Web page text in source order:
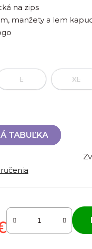
na zips
manžety a lem
L XL
TABUĽKA